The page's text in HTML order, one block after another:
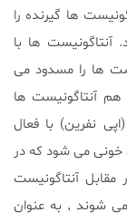
ها گیرنده را
آنتاگونیست ها با
ها را مسدود می
هم آنتاگونیست ها
نفرین) با فعال
خونی می شود که در
در مقابل آنتاگونیست
هایی که بتابلوکر (مهارکننده گیرنده بتا) نامیده می شوند ٬ به عنوان